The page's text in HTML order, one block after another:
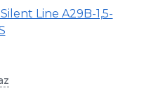
Line A29B-1,5-